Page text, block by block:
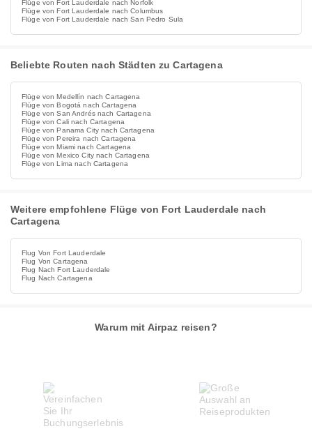
Flüge von Fort Lauderdale nach Norfolk
Flüge von Fort Lauderdale nach Columbus
Flüge von Fort Lauderdale nach San Pedro Sula
Beliebte Routen nach Städten zu Cartagena
Flüge von Medellín nach Cartagena
Flüge von Bogotá nach Cartagena
Flüge von San Andrés nach Cartagena
Flüge von Cali nach Cartagena
Flüge von Panama City nach Cartagena
Flüge von Pereira nach Cartagena
Flüge von Miami nach Cartagena
Flüge von Mexico City nach Cartagena
Flüge von Lima nach Cartagena
Weitere empfohlene Flüge von Fort Lauderdale nach
Cartagena
Flug Von Fort Lauderdale
Flug Von Cartagena
Flug Nach Fort Lauderdale
Flug Nach Cartagena
Warum mit Airpaz reisen?